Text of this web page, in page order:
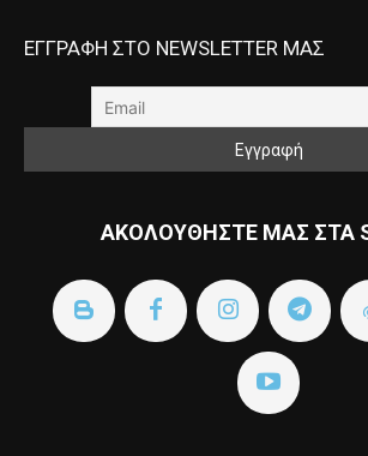
ΕΓΓΡΑΦΗ ΣΤΟ NEWSLETTER ΜΑΣ
ΑΚΟΛΟΥΘΗΣΤΕ ΜΑΣ ΣΤΑ